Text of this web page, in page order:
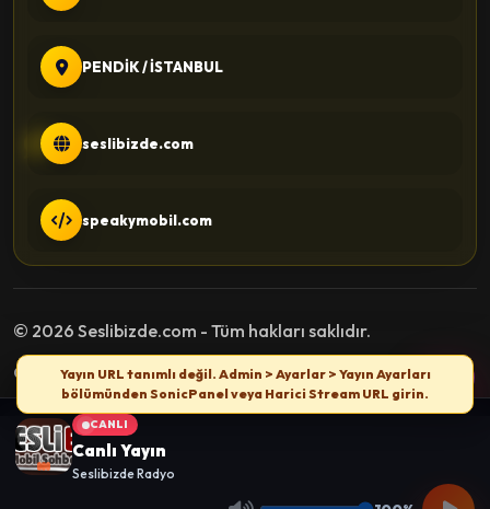
PENDİK / İSTANBUL
seslibizde.com
speakymobil.com
© 2026 Seslibizde.com - Tüm hakları saklıdır.
Gizlilik PolitikasıKullanım Şartlarıİletişim
CANLI
Canlı Yayın
Seslibizde Radyo
Yayın URL tanımlı değil. Admin > Ayarlar > Yayın Ayarları
bölümünden SonicPanel veya Harici Stream URL girin.